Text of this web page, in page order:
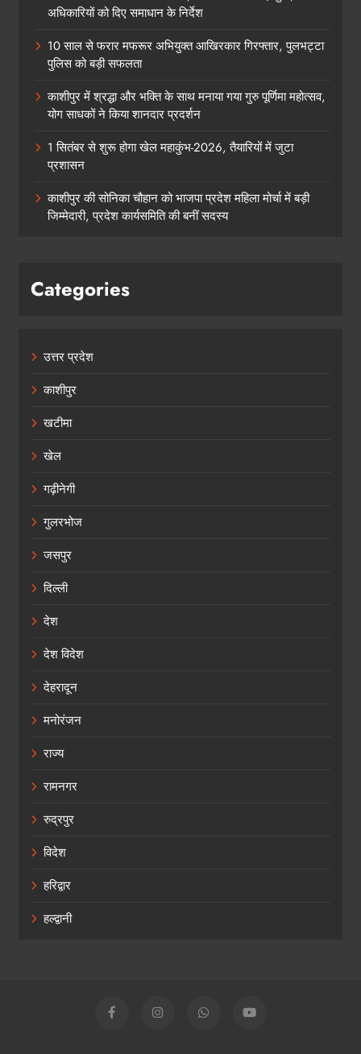
अधिकारियों को दिए समाधान के निर्देश
10 साल से फरार मफरूर अभियुक्त आखिरकार गिरफ्तार, पुलभट्टा
पुलिस को बड़ी सफलता
काशीपुर में श्रद्धा और भक्ति के साथ मनाया गया गुरु पूर्णिमा महोत्सव,
योग साधकों ने किया शानदार प्रदर्शन
1 सितंबर से शुरू होगा खेल महाकुंभ-2026, तैयारियों में जुटा
प्रशासन
काशीपुर की सोनिका चौहान को भाजपा प्रदेश महिला मोर्चा में बड़ी
जिम्मेदारी, प्रदेश कार्यसमिति की बनीं सदस्य
Categories
उत्तर प्रदेश
काशीपुर
खटीमा
खेल
गढ़ीनेगी
गुलरभोज
जसपुर
दिल्ली
देश
देश विदेश
देहरादून
मनोरंजन
राज्य
रामनगर
रुद्रपुर
विदेश
हरिद्वार
हल्द्वानी